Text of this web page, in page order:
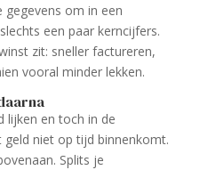
gegevens om in een
een paar kerncijfers.
zit: sneller factureren,
vooral minder lekken.
lijken en toch in de
niet op tijd binnenkomt.
Splits je